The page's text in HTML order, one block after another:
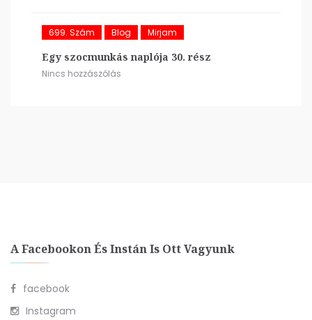
699. Szám Blog Mirjam
Egy szocmunkás naplója 30. rész
Nincs hozzászólás
A Facebookon És Instán Is Ott Vagyunk
facebook
Instagram